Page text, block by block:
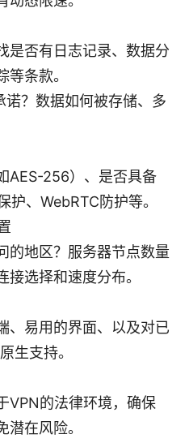
是否有日志记录、数据分
等条款。
诺？数据如何被存储、多
AES-256）、是否具备
护、WebRTC防护等。
的地区？服务器节点数量
接选择和速度分布。
、易用的界面、以及对已
生支持。
VPN的法律环境，确保
在风险。